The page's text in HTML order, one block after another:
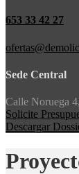
653 33 42 27
Sede Central
Calle Noruega
Solicite
Descargar